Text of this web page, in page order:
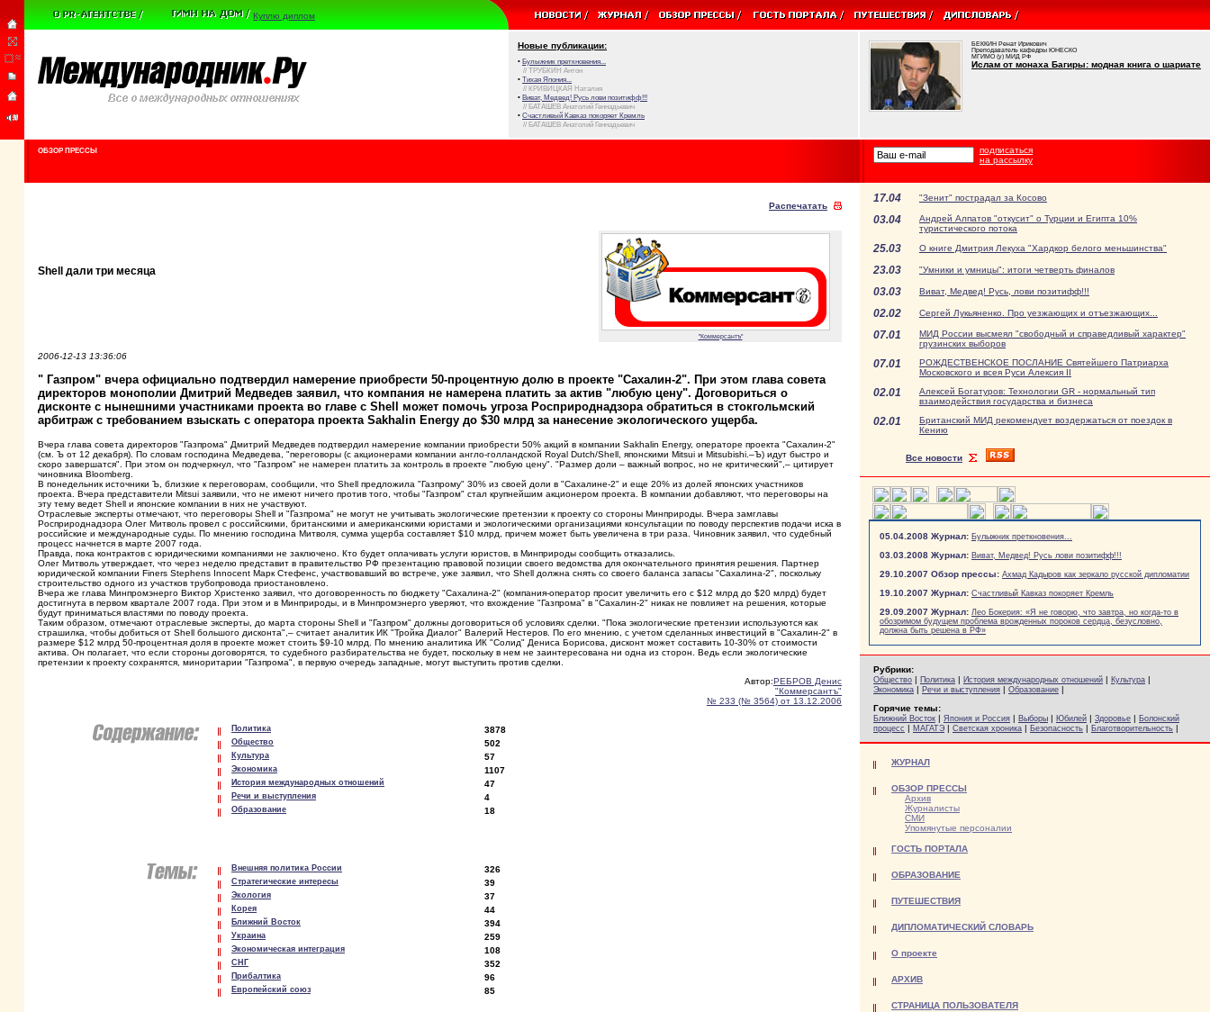
Куплю диплом
Новые публикации:
• Булыжник преткновения...
// ТРУБКИН Антон
• Тихая Япония...
// КРИВИЦКАЯ Наталия
• Виват, Медвед! Русь лови позитифф!!!
// БАТАШЕВ Анатолий Геннадьевич
• Счастливый Кавказ покоряет Кремль
// БАТАШЕВ Анатолий Геннадьевич
БЕККИН Ренат Ирикович
Преподаватель кафедры ЮНЕСКО
МГИМО (у) МИД РФ
Ислам от монаха Багиры: модная книга о шариате
ОБЗОР ПРЕССЫ
подписаться
на рассылку
Распечатать
Shell дали три месяца
"Коммерсантъ"
2006-12-13 13:36:06
" Газпром" вчера официально подтвердил намерение приобрести 50-процентную долю в проекте "Сахалин-2". При этом глава совета
директоров монополии Дмитрий Медведев заявил, что компания не намерена платить за актив "любую цену". Договориться о
дисконте с нынешними участниками проекта во главе с Shell может помочь угроза Росприроднадзора обратиться в стокгольмский
арбитраж c требованием взыскать с оператора проекта Sakhalin Energy до $30 млрд за нанесение экологического ущерба.
Вчера глава совета директоров "Газпрома" Дмитрий Медведев подтвердил намерение компании приобрести 50% акций в компании Sakhalin Energy, операторе проекта "Сахалин-2"
(см. Ъ от 12 декабря). По словам господина Медведева, "переговоры (с акционерами компании англо-голландской Royal Dutch/Shell, японскими Mitsui и Mitsubishi.–Ъ) идут быстро и
скоро завершатся". При этом он подчеркнул, что "Газпром" не намерен платить за контроль в проекте "любую цену". "Размер доли – важный вопрос, но не критический",– цитирует
чиновника Bloomberg.
В понедельник источники Ъ, близкие к переговорам, сообщили, что Shell предложила "Газпрому" 30% из своей доли в "Сахалине-2" и еще 20% из долей японских участников
проекта. Вчера представители Mitsui заявили, что не имеют ничего против того, чтобы "Газпром" стал крупнейшим акционером проекта. В компании добавляют, что переговоры на
эту тему ведет Shell и японские компании в них не участвуют.
Отраслевые эксперты отмечают, что переговоры Shell и "Газпрома" не могут не учитывать экологические претензии к проекту со стороны Минприроды. Вчера замглавы
Росприроднадзора Олег Митволь провел с российскими, британскими и американскими юристами и экологическими организациями консультации по поводу перспектив подачи иска в
российские и международные суды. По мнению господина Митволя, сумма ущерба составляет $10 млрд, причем может быть увеличена в три раза. Чиновник заявил, что судебный
процесс начнется в марте 2007 года.
Правда, пока контрактов с юридическими компаниями не заключено. Кто будет оплачивать услуги юристов, в Минприроды сообщить отказались.
Олег Митволь утверждает, что через неделю представит в правительство РФ презентацию правовой позиции своего ведомства для окончательного принятия решения. Партнер
юридической компании Finers Stephens Innocent Марк Стефенс, участвовавший во встрече, уже заявил, что Shell должна снять со своего баланса запасы "Сахалина-2", поскольку
строительство одного из участков трубопровода приостановлено.
Вчера же глава Минпромэнерго Виктор Христенко заявил, что договоренность по бюджету "Сахалина-2" (компания-оператор просит увеличить его с $12 млрд до $20 млрд) будет
достигнута в первом квартале 2007 года. При этом и в Минприроды, и в Минпромэнерго уверяют, что вхождение "Газпрома" в "Сахалин-2" никак не повлияет на решения, которые
будут приниматься властями по поводу проекта.
Таким образом, отмечают отраслевые эксперты, до марта стороны Shell и "Газпром" должны договориться об условиях сделки. "Пока экологические претензии используются как
страшилка, чтобы добиться от Shell большого дисконта",– считает аналитик ИК "Тройка Диалог" Валерий Нестеров. По его мнению, с учетом сделанных инвестиций в "Сахалин-2" в
размере $12 млрд 50-процентная доля в проекте может стоить $9-10 млрд. По мнению аналитика ИК "Солид" Дениса Борисова, дисконт может составить 10-30% от стоимости
актива. Он полагает, что если стороны договорятся, то судебного разбирательства не будет, поскольку в нем не заинтересована ни одна из сторон. Ведь если экологические
претензии к проекту сохранятся, миноритарии "Газпрома", в первую очередь западные, могут выступить против сделки.
Автор:РЕБРОВ Денис
"Коммерсантъ"
№ 233 (№ 3564) от 13.12.2006
Политика 3878
Общество 502
Культура 57
Экономика 1107
История международных отношений 47
Речи и выступления 4
Образование 18
Внешняя политика России 326
Стратегические интересы 39
Экология 37
Корея 44
Ближний Восток 394
Украина 259
Экономическая интеграция 108
СНГ 352
Прибалтика 96
Европейский союз 85
17.04 "Зенит" пострадал за Косово
03.04
Андрей Алпатов "откусит" о Турции и Египта 10%
туристического потока
25.03 О книге Дмитрия Лекуха "Хардкор белого меньшинства"
23.03 "Умники и умницы": итоги четверть финалов
03.03 Виват, Медвед! Русь, лови позитифф!!!
02.02 Сергей Лукьяненко. Про уезжающих и отъезжающих...
07.01
МИД России высмеял "свободный и справедливый характер"
грузинских выборов
07.01
РОЖДЕСТВЕНСКОЕ ПОСЛАНИЕ Святейшего Патриарха
Московского и всея Руси Алексия II
02.01
Алексей Богатуров: Технологии GR - нормальный тип
взаимодействия государства и бизнеса
02.01
Британский МИД рекомендует воздержаться от поездок в
Кению
Все новости
05.04.2008 Журнал: Булыжник преткновения...
03.03.2008 Журнал: Виват, Медвед! Русь лови позитифф!!!
29.10.2007 Обзор прессы: Ахмад Кадыров как зеркало русской дипломатии
19.10.2007 Журнал: Счастливый Кавказ покоряет Кремль
29.09.2007 Журнал: Лео Бокерия: «Я не говорю, что завтра, но когда-то в
обозримом будущем проблема врожденных пороков сердца, безусловно,
должна быть решена в РФ»
Рубрики:
Общество | Политика | История международных отношений | Культура |
Экономика | Речи и выступления | Образование |
Горячие темы:
Ближний Восток | Япония и Россия | Выборы | Юбилей | Здоровье | Болонский
процесс | МАГАТЭ | Светская хроника | Безопасность | Благотворительность |
ЖУРНАЛ
ОБЗОР ПРЕССЫ
Архив
Журналисты
СМИ
Упомянутые персоналии
ГОСТЬ ПОРТАЛА
ОБРАЗОВАНИЕ
ПУТЕШЕСТВИЯ
ДИПЛОМАТИЧЕСКИЙ СЛОВАРЬ
О проекте
АРХИВ
СТРАНИЦА ПОЛЬЗОВАТЕЛЯ